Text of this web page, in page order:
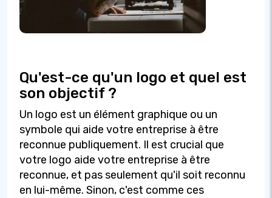
Qu'est-ce qu'un logo et quel est
son objectif ?
Un logo est un élément graphique ou un
symbole qui aide votre entreprise à être
reconnue publiquement. Il est crucial que
votre logo aide votre entreprise à être
reconnue, et pas seulement qu'il soit reconnu
en lui-même. Sinon, c'est comme ces